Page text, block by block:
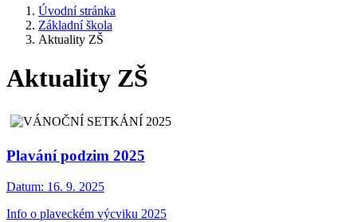
Úvodní stránka
Základní škola
Aktuality ZŠ
Aktuality ZŠ
Plavání podzim 2025
Datum: 16. 9. 2025
Info o plaveckém výcviku 2025